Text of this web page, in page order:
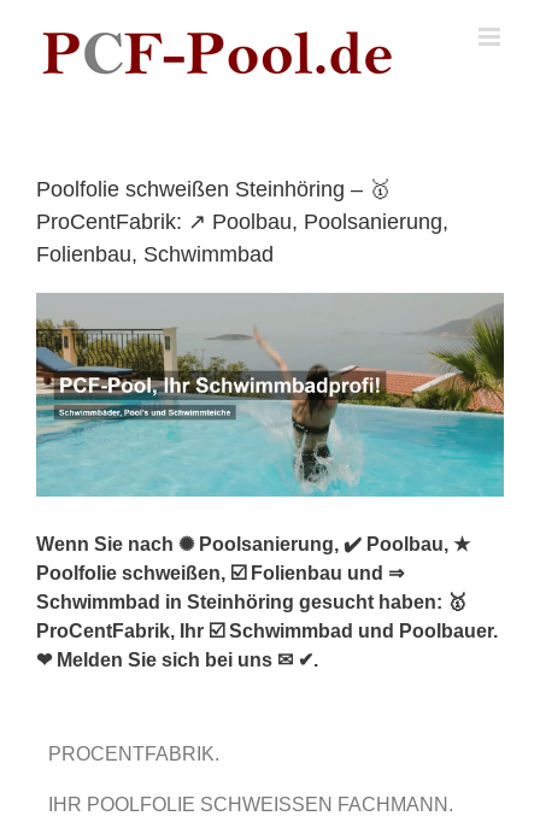
content
Poolfolie schweißen Steinhöring – 🥇
ProCentFabrik: ↗️ Poolbau, Poolsanierung,
Folienbau, Schwimmbad
Wenn Sie nach ✺ Poolsanierung, ✔️ Poolbau, ★
Poolfolie schweißen, ☑️ Folienbau und ⇒
Schwimmbad in Steinhöring gesucht haben: 🥇
ProCentFabrik, Ihr ☑️ Schwimmbad und Poolbauer.
❤ Melden Sie sich bei uns ✉ ✔.
PROCENTFABRIK.
IHR POOLFOLIE SCHWEISSEN FACHMANN.